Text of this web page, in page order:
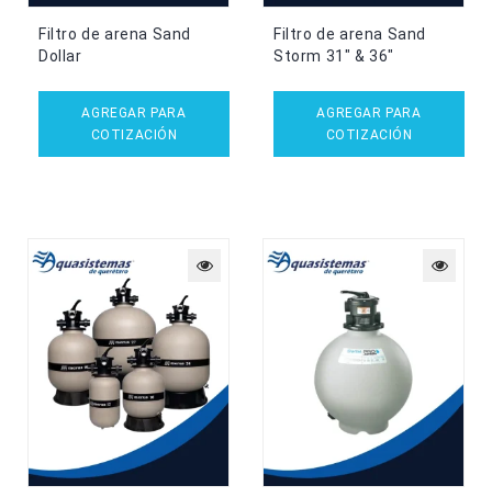
Filtro de arena Sand
Dollar
AGREGAR PARA
COTIZACIÓN
Filtro de arena Sand
Storm 31″ & 36″
AGREGAR PARA
COTIZACIÓN